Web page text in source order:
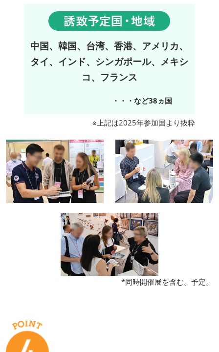
中国、韓国、台湾、香港、アメリカ、
タイ、インド、シンガポール、メキシ
コ、フランス
・・・など38ヵ国
※上記は2025年参加国より抜粋
*同時開催展を含む。予定。